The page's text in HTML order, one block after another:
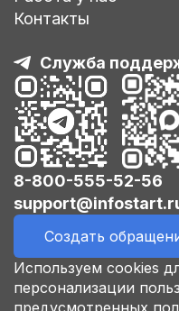
Контакты
Служба
8-800-555-52-56
Создать
Используем cookies
персонализации